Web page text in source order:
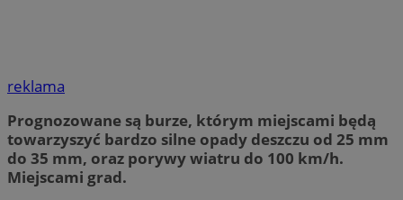
reklama
Prognozowane są burze, którym miejscami będą
towarzyszyć bardzo silne opady deszczu od 25 mm
do 35 mm, oraz porywy wiatru do 100 km/h.
Miejscami grad.